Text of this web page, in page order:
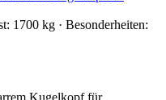
1700 kg · Besonderheiten: